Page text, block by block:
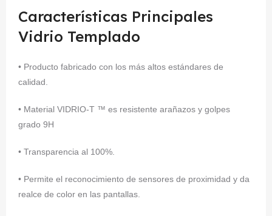
Características Principales
Vidrio Templado
• Producto fabricado con los más altos estándares de
calidad.
• Material VIDRIO-T ™ es resistente arañazos y golpes
grado 9H
• Transparencia al 100%.
• Permite el reconocimiento de sensores de proximidad y da
realce de color en las pantallas.